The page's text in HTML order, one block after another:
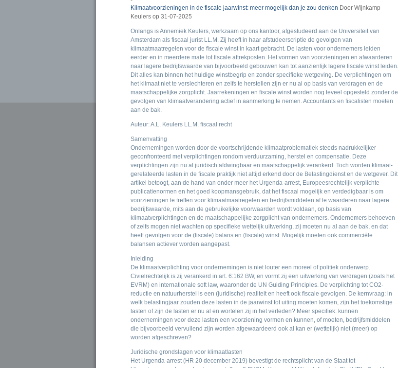
Klimaatvoorzieningen in de fiscale jaarwinst: meer mogelijk dan je zou denken Door Wijnkamp
Keulers op 31-07-2025
Onlangs is Annemiek Keulers, werkzaam op ons kantoor, afgestudeerd aan de Universiteit van
Amsterdam als fiscaal jurist LL.M. Zij heeft in haar afstudeerscriptie de gevolgen van
klimaatmaatregelen voor de fiscale winst in kaart gebracht. De lasten voor ondernemers leiden
eerder en in meerdere mate tot fiscale aftrekposten. Het vormen van voorzieningen en afwaarderen
naar lagere bedrijfswaarde van bijvoorbeeld gebouwen kan tot aanzienlijk lagere fiscale winst leiden.
Dit alles kan binnen het huidige winstbegrip en zonder specifieke wetgeving. De verplichtingen om
het klimaat niet te verslechteren en zelfs te herstellen zijn er nu al op basis van verdragen en de
maatschappelijke zorgplicht. Jaarrekeningen en fiscale winst worden nog teveel opgesteld zonder de
gevolgen van klimaatverandering actief in aanmerking te nemen. Accountants en fiscalisten moeten
aan de bak.
Auteur: A.L. Keulers LL.M. fiscaal recht
Samenvatting
Ondernemingen worden door de voortschrijdende klimaatproblematiek steeds nadrukkelijker
geconfronteerd met verplichtingen rondom verduurzaming, herstel en compensatie. Deze
verplichtingen zijn nu al juridisch afdwingbaar en maatschappelijk verankerd. Toch worden klimaat-
gerelateerde lasten in de fiscale praktijk niet altijd erkend door de Belastingdienst en de wetgever. Dit
artikel betoogt, aan de hand van onder meer het Urgenda-arrest, Europeesrechtelijk verplichte
publicatienormen en het goed koopmansgebruik, dat het fiscaal mogelijk en verdedigbaar is om
voorzieningen te treffen voor klimaatmaatregelen en bedrijfsmiddelen af te waarderen naar lagere
bedrijfswaarde, mits aan de gebruikelijke voorwaarden wordt voldaan, op basis van
klimaatverplichtingen en de maatschappelijke zorgplicht van ondernemers. Ondernemers behoeven
of zelfs mogen niet wachten op specifieke wettelijk uitwerking, zij moeten nu al aan de bak, en dat
heeft gevolgen voor de (fiscale) balans en (fiscale) winst. Mogelijk moeten ook commerciële
balansen actiever worden aangepast.
Inleiding
De klimaatverplichting voor ondernemingen is niet louter een moreel of politiek onderwerp.
Civielrechtelijk is zij verankerd in art. 6:162 BW, en vormt zij een uitwerking van verdragen (zoals het
EVRM) en internationale soft law, waaronder de UN Guiding Principles. De verplichting tot CO2-
reductie en natuurherstel is een (juridische) realiteit en heeft ook fiscale gevolgen. De kernvraag: in
welk belastingjaar zouden deze lasten in de jaarwinst tot uiting moeten komen, zijn het toekomstige
lasten of zijn de lasten er nu al en wortelen zij in het verleden? Meer specifiek: kunnen
ondernemingen voor deze lasten een voorziening vormen en kunnen, of moeten, bedrijfsmiddelen
die bijvoorbeeld vervuilend zijn worden afgewaardeerd ook al kan er (wettelijk) niet (meer) op
worden afgeschreven?
Juridische grondslagen voor klimaatlasten
Het Urgenda-arrest (HR 20 december 2019) bevestigt de rechtsplicht van de Staat tot